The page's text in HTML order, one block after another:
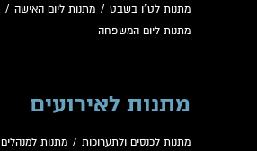
מתנות לט"ו בשבט / מתנות ליום האישה /
מתנות ליום המשפחה
מתנות לאירועים
מתנות לכנסים ולתערוכות / מתנות למנהלים